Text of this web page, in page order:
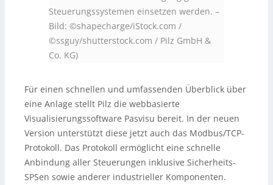
Steuerungssystemen einsetzen werden. –
Bild: ©shapecharge/iStock.com /
©ssguy/shutterstock.com / Pilz GmbH &
Co. KG)
Für einen schnellen und umfassenden Überblick über
eine Anlage stellt Pilz die webbasierte
Visualisierungssoftware Pasvisu bereit. In der neuen
Version unterstützt diese jetzt auch das Modbus/TCP-
Protokoll. Das Protokoll ermöglicht eine schnelle
Anbindung aller Steuerungen inklusive Sicherheits-
SPSen sowie anderer industrieller Komponenten.